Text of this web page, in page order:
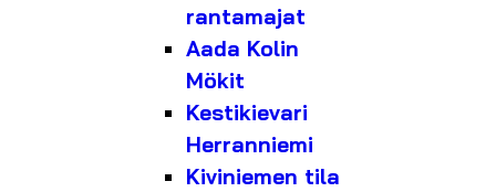
rantamajat
Aada Kolin
Mökit
Kestikievari
Herranniemi
Kiviniemen tila